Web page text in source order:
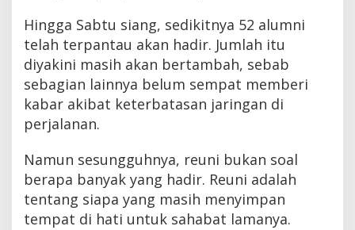
Hingga Sabtu siang, sedikitnya 52 alumni
telah terpantau akan hadir. Jumlah itu
diyakini masih akan bertambah, sebab
sebagian lainnya belum sempat memberi
kabar akibat keterbatasan jaringan di
perjalanan.
Namun sesungguhnya, reuni bukan soal
berapa banyak yang hadir. Reuni adalah
tentang siapa yang masih menyimpan
tempat di hati untuk sahabat lamanya.